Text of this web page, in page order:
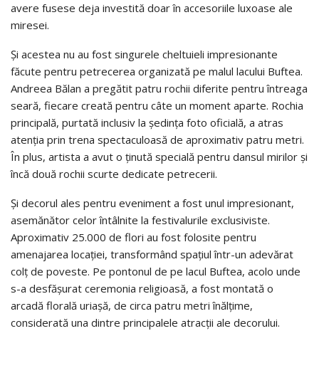
avere fusese deja investită doar în accesoriile luxoase ale
miresei.
Și acestea nu au fost singurele cheltuieli impresionante
făcute pentru petrecerea organizată pe malul lacului Buftea.
Andreea Bălan a pregătit patru rochii diferite pentru întreaga
seară, fiecare creată pentru câte un moment aparte. Rochia
principală, purtată inclusiv la ședința foto oficială, a atras
atenția prin trena spectaculoasă de aproximativ patru metri.
În plus, artista a avut o ținută specială pentru dansul mirilor și
încă două rochii scurte dedicate petrecerii.
Și decorul ales pentru eveniment a fost unul impresionant,
asemănător celor întâlnite la festivalurile exclusiviste.
Aproximativ 25.000 de flori au fost folosite pentru
amenajarea locației, transformând spațiul într-un adevărat
colț de poveste. Pe pontonul de pe lacul Buftea, acolo unde
s-a desfășurat ceremonia religioasă, a fost montată o
arcadă florală uriașă, de circa patru metri înălțime,
considerată una dintre principalele atracții ale decorului.